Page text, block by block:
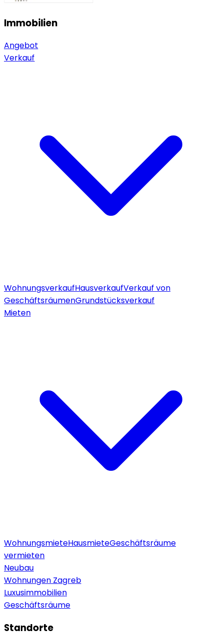
Immobilien
Angebot
Verkauf
WohnungsverkaufHausverkaufVerkauf von
GeschäftsräumenGrundstücksverkauf
Mieten
WohnungsmieteHausmieteGeschäftsräume
vermieten
Neubau
Wohnungen Zagreb
Luxusimmobilien
Geschäftsräume
Standorte